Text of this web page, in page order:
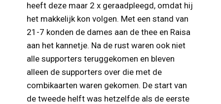
heeft deze maar 2 x geraadpleegd, omdat hij
het makkelijk kon volgen. Met een stand van
21-7 konden de dames aan de thee en Raisa
aan het kannetje. Na de rust waren ook niet
alle supporters teruggekomen en bleven
alleen de supporters over die met de
combikaarten waren gekomen. De start van
de tweede helft was hetzelfde als de eerste